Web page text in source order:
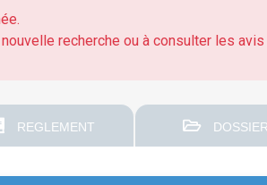
recherche ou à consulter les
REGLEMENT DOSSIER